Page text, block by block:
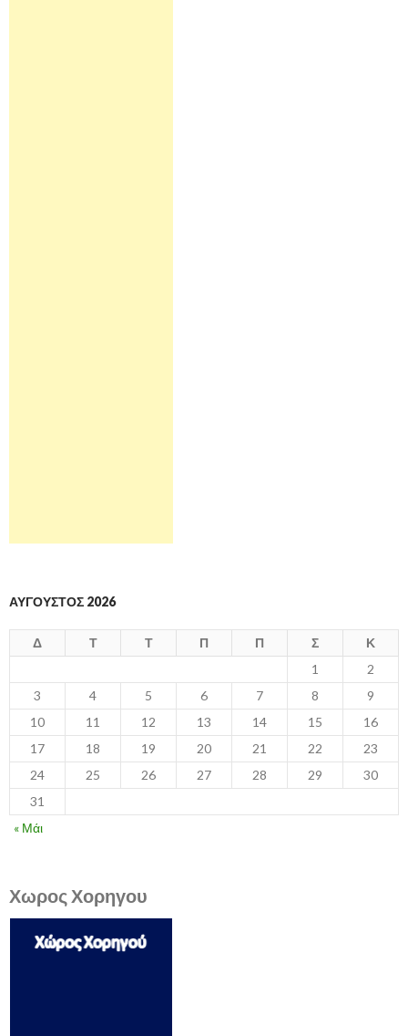
ΑΎΓΟΥΣΤΟΣ 2026
Δ Τ Τ Π Π Σ
Κ
1
2
3
4 5 6 7 8
9
10
11 12 13 14 15
16
17
18 19 20 21 22
23
24
25 26 27 28 29
30
31
« Μάι
Χωρος Χορηγου